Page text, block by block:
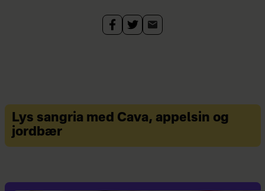
Lys sangria med Cava, appelsin og
jordbær